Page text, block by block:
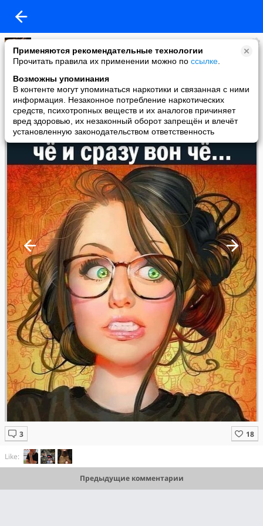
Применяются рекомендательные технологии
Прочитать правила их применении можно по ссылке
Возможны упоминания
В контенте могут упоминаться наркотики и связанная с ними
информация. Незаконное потребление наркотических
средств, психотропных веществ и их аналогов причиняет
вред здоровью, их незаконный оборот запрещён и влечёт
установленную законодательством ответственность
Маа
added a photo
11 Sep в 14:52
Like:
Предыдущие комментарии